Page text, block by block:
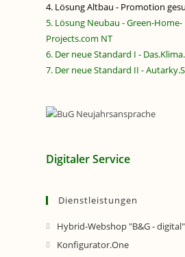
4. Lösung Altbau - Promotion
5. Lösung Neubau - Green-Home-
Projects.com NT
6. Der neue Standard I -
7. Der neue Standard II -
Digitaler Service
Dienstleistungen
Hybrid-Webshop "B&G - digital"
Konfigurator.One